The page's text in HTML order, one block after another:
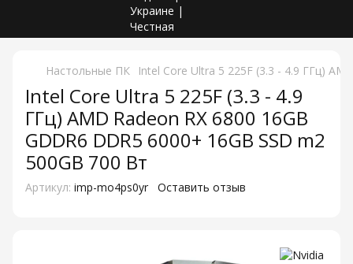
Настольные ПК Intel Core Ultra 5 225F (3.3 - 4.9 ГГц)
Intel Core Ultra 5 225F (3.3 - 4.9
ГГц) AMD Radeon RX 6800 16GB
GDDR6 DDR5 6000+ 16GB SSD m2
500GB 700 Вт
Артикул: imp-mo4ps0yr Оставить отзыв